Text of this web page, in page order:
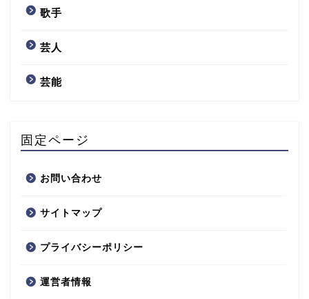
歌手
芸人
芸能
固定ページ
お問い合わせ
サイトマップ
プライバシーポリシー
運営者情報